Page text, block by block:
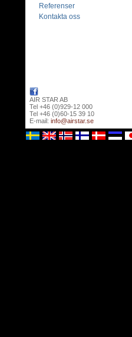
Referenser
Kontakta oss
AIR STAR AB
Tel +46 (0)929-12 000
Tel +46 (0)60-15 39 10
E-mail: info@airstar.se